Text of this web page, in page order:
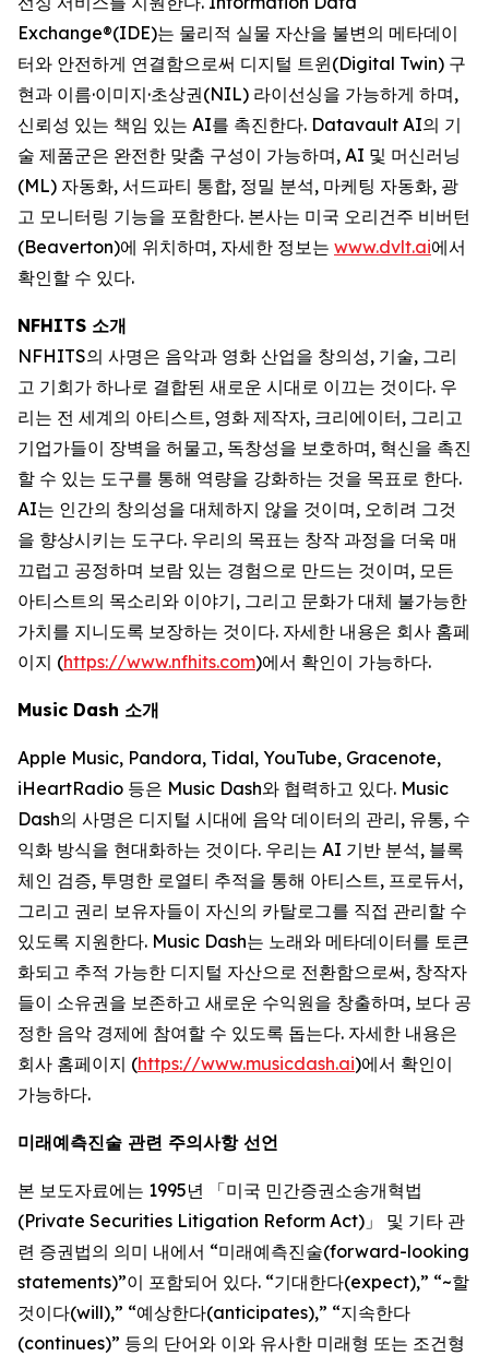
Exchange®(IDE)는 물리적 실물 자산을 불변의 메타데이
터와 안전하게 연결함으로써 디지털 트윈(Digital Twin) 구
현과 이름·이미지·초상권(NIL) 라이선싱을 가능하게 하며,
신뢰성 있는 책임 있는 AI를 촉진한다. Datavault AI의 기
술 제품군은 완전한 맞춤 구성이 가능하며, AI 및 머신러닝
(ML) 자동화, 서드파티 통합, 정밀 분석, 마케팅 자동화, 광
고 모니터링 기능을 포함한다. 본사는 미국 오리건주 비버턴
(Beaverton)에 위치하며, 자세한 정보는 www.dvlt.ai에서
확인할 수 있다.
NFHITS 소개
NFHITS의 사명은 음악과 영화 산업을 창의성, 기술, 그리
고 기회가 하나로 결합된 새로운 시대로 이끄는 것이다. 우
리는 전 세계의 아티스트, 영화 제작자, 크리에이터, 그리고
기업가들이 장벽을 허물고, 독창성을 보호하며, 혁신을 촉진
할 수 있는 도구를 통해 역량을 강화하는 것을 목표로 한다.
AI는 인간의 창의성을 대체하지 않을 것이며, 오히려 그것
을 향상시키는 도구다. 우리의 목표는 창작 과정을 더욱 매
끄럽고 공정하며 보람 있는 경험으로 만드는 것이며, 모든
아티스트의 목소리와 이야기, 그리고 문화가 대체 불가능한
가치를 지니도록 보장하는 것이다. 자세한 내용은 회사 홈페
이지 (https://www.nfhits.com)에서 확인이 가능하다.
Music Dash 소개
Apple Music, Pandora, Tidal, YouTube, Gracenote,
iHeartRadio 등은 Music Dash와 협력하고 있다. Music
Dash의 사명은 디지털 시대에 음악 데이터의 관리, 유통, 수
익화 방식을 현대화하는 것이다. 우리는 AI 기반 분석, 블록
체인 검증, 투명한 로열티 추적을 통해 아티스트, 프로듀서,
그리고 권리 보유자들이 자신의 카탈로그를 직접 관리할 수
있도록 지원한다. Music Dash는 노래와 메타데이터를 토큰
화되고 추적 가능한 디지털 자산으로 전환함으로써, 창작자
들이 소유권을 보존하고 새로운 수익원을 창출하며, 보다 공
정한 음악 경제에 참여할 수 있도록 돕는다. 자세한 내용은
회사 홈페이지 (https://www.musicdash.ai)에서 확인이
가능하다.
미래예측진술 관련 주의사항 선언
본 보도자료에는 1995년 「미국 민간증권소송개혁법
(Private Securities Litigation Reform Act)」 및 기타 관
련 증권법의 의미 내에서 “미래예측진술(forward-looking
statements)”이 포함되어 있다. “기대한다(expect),” “~할
것이다(will),” “예상한다(anticipates),” “지속한다
(continues)” 등의 단어와 이와 유사한 미래형 또는 조건형